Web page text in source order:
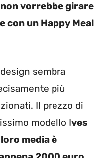
vorrebbe girare
con un Happy Meal
sembra
più
Il prezzo di
modello Ives
media è